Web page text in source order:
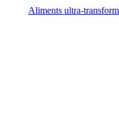
Aliments ultra-